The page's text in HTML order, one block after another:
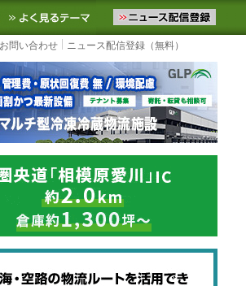
ュースをお届けします。物流ニュース
お気に入りに追加 よく見るテーマ
問い合わせ ニュース配信登録（無料）